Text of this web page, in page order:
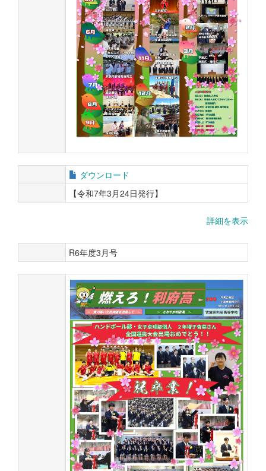
ダウンロード
【令和7年3月24日発行】
詳細を表示
R6年度3月号